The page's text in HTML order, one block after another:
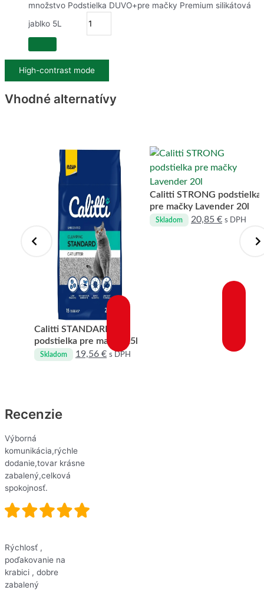
množstvo Podstielka DUVO+pre mačky Premium silikátová
jablko 5L
High-contrast mode
Vhodné alternatívy
Calitti STANDARD
podstielka pre mačky 25l
Skladom 19,56 € s DPH
Calitti STRONG podstielka
pre mačky Lavender 20l
Skladom 20,85 € s DPH
Recenzie
Výborná
komunikácia,rýchle
dodanie,tovar krásne
zabalený,celková
spokojnosť.
Rýchlosť ,
poďakovanie na
krabici , dobre
zabalený